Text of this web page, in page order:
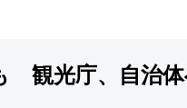
観光庁、自治